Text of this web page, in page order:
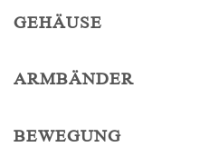
GEHÄUSE
ARMBÄNDER
BEWEGUNG